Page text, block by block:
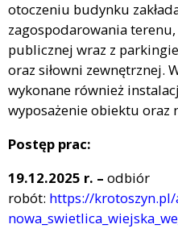
otoczeniu budynku
zagospodarowania
publicznej wraz z
oraz siłowni zewnętrznej.
wykonane również
wyposażenie obiektu oraz
Postęp prac:
19.12.2025 r. – odbiór
robót: https://